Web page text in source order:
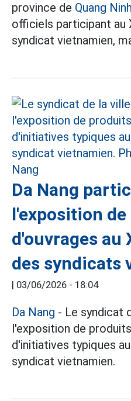
province de Quang Ninh
officiels participant au
syndicat vietnamien,
Da Nang
l'exposition
d'ouvrages au
des syndicats
| 03/06/2026 - 18:04
Da Nang - Le syndicat
l'exposition de
d'initiatives typiques
syndicat vietnamien.